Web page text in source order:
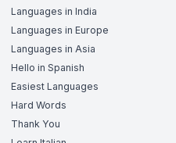
Languages in India
Languages in Europe
Languages in Asia
Hello in Spanish
Easiest Languages
Hard Words
Thank You